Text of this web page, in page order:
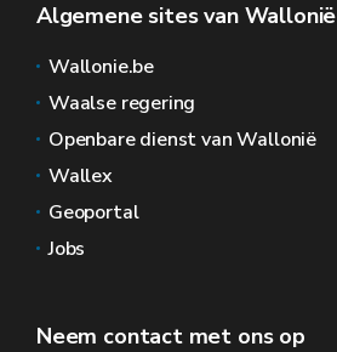
Algemene sites van Wallonië
Wallonie.be
Waalse regering
Openbare dienst van Wallonië
Wallex
Geoportal
Jobs
Neem contact met ons op